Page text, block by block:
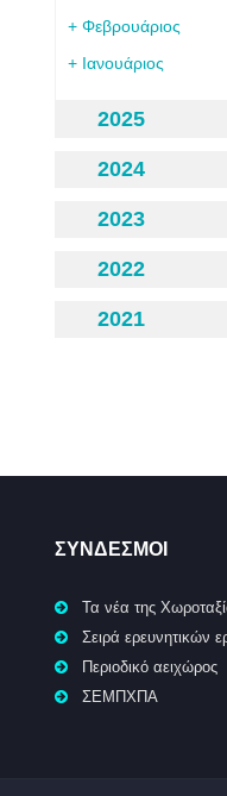
+ Φεβρουάριος
+ Ιανουάριος
2025
2024
2023
2022
2021
ΣΥΝΔΕΣΜΟΙ
Τα νέα της
Σειρά ερευνητικών
Περιοδικό αειχώρος
ΣΕΜΠΧΠΑ